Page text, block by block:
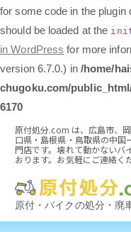
for some code in the plugin
should be loaded at the
in WordPress for more
version 6.7.0.) in /home/
chugoku.com/
6170
原付処分.com は、広島市、
口県・島根県・鳥取県の中
門店です。壊れて動かないバ
おります。お気軽にご連絡く
原付・バイクの処分・廃